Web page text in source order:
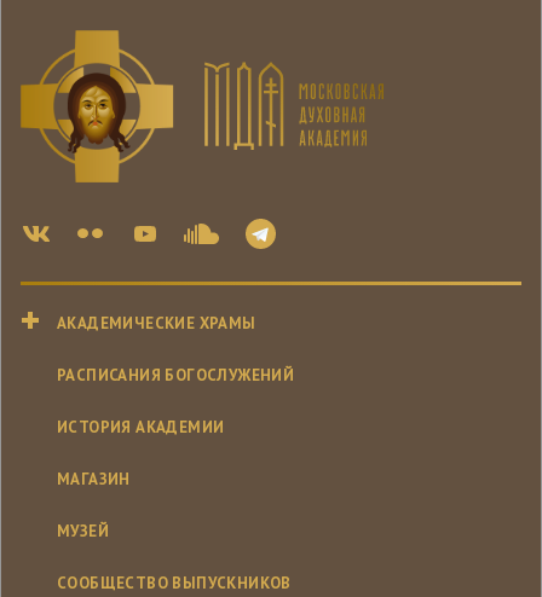
АКАДЕМИЧЕСКИЕ ХРАМЫ
РАСПИСАНИЯ БОГОСЛУЖЕНИЙ
ИСТОРИЯ АКАДЕМИИ
МАГАЗИН
МУЗЕЙ
СООБЩЕСТВО ВЫПУСКНИКОВ